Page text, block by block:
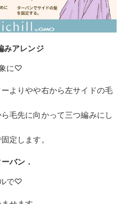
みアレンジ
に♡
りやや右から左サイドの毛
先に向かって三つ編みにし
します。
バン．
で♡